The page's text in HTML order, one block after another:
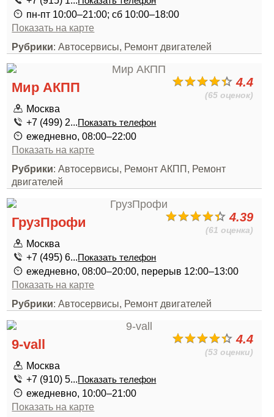
пн-пт 10:00–21:00; сб 10:00–18:00
Показать на карте
Рубрики: Автосервисы, Ремонт двигателей
4.4
(65 оценок)
Мир АКПП
Москва
+7 (499) 2...Показать телефон
ежедневно, 08:00–22:00
Показать на карте
Рубрики: Автосервисы, Ремонт АКПП, Ремонт
двигателей
4.39
(61 оценка)
ГрузПрофи
Москва
+7 (495) 6...Показать телефон
ежедневно, 08:00–20:00, перерыв 12:00–13:00
Показать на карте
Рубрики: Автосервисы, Ремонт двигателей
4.4
(53 оценки)
9-vall
Москва
+7 (910) 5...Показать телефон
ежедневно, 10:00–21:00
Показать на карте